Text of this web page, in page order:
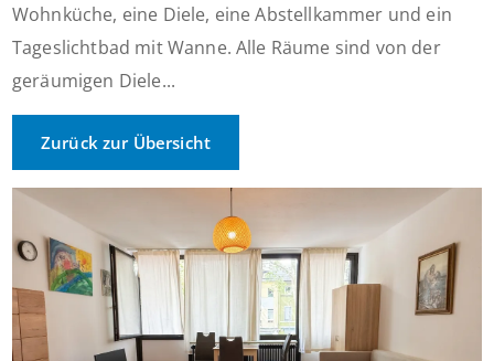
Wohnküche, eine Diele, eine Abstellkammer und ein
Tageslichtbad mit Wanne. Alle Räume sind von der
geräumigen Diele...
Zurück zur Übersicht